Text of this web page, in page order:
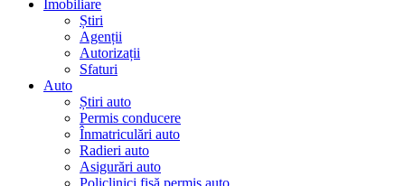
Imobiliare
Știri
Agenții
Autorizații
Sfaturi
Auto
Știri auto
Permis conducere
Înmatriculări auto
Radieri auto
Asigurări auto
Policlinici fişă permis auto